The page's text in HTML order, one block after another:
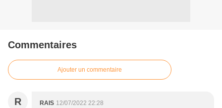
Commentaires
Ajouter un commentaire
R RAIS 12/07/2022 22:28